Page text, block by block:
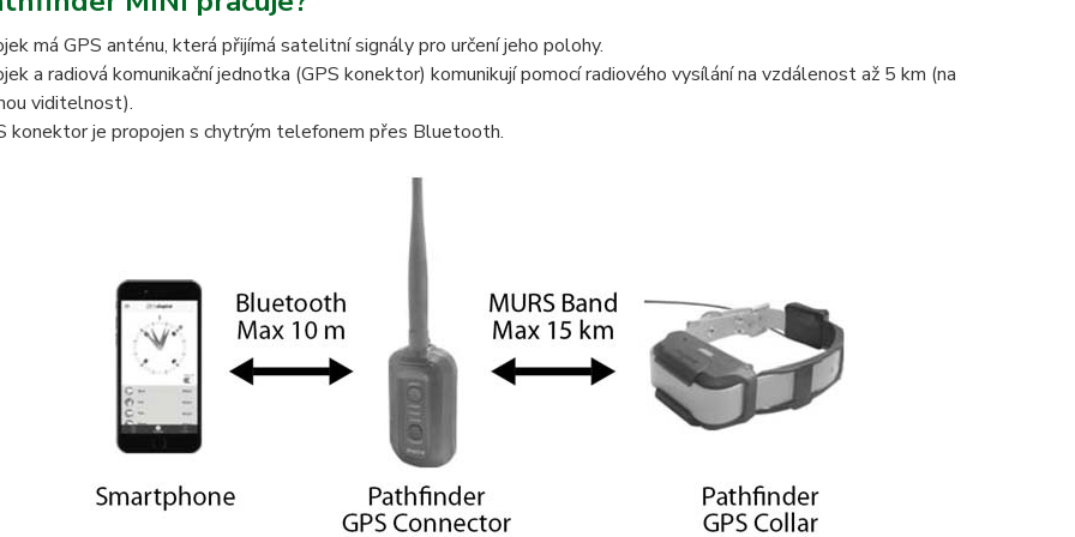
má GPS anténu, která přijímá satelitní signály pro určení jeho polohy.
a radiová komunikační jednotka (GPS konektor) komunikují pomocí radiového vysílání na vzdálenost až 5 km (na
viditelnost).
konektor je propojen s chytrým telefonem přes Bluetooth.